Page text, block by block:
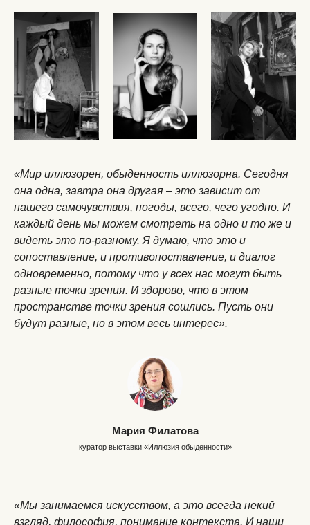
«Мир иллюзорен, обыденность иллюзорна. Сегодня
она одна, завтра она другая – это зависит от
нашего самочувствия, погоды, всего, чего угодно. И
каждый день мы можем смотреть на одно и то же и
видеть это по-разному. Я думаю, что это и
сопоставление, и противопоставление, и диалог
одновременно, потому что у всех нас могут быть
разные точки зрения. И здорово, что в этом
пространстве точки зрения сошлись. Пусть они
будут разные, но в этом весь интерес».
Мария Филатова
куратор выставки «Иллюзия обыденности»
«Мы занимаемся искусством, а это всегда некий
взгляд, философия, понимание контекста. И наши